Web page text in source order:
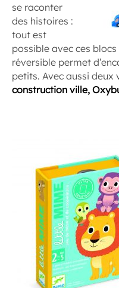
se raconter
des histoires :
tout est
possible avec ces
réversible permet
petits. Avec aussi deux
construction ville,